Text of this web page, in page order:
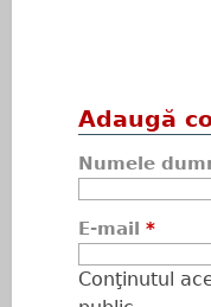
Adaugă
Numele
E-mail *
Conţinutul